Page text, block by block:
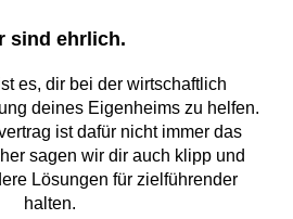
sind ehrlich.
es, dir bei der wirtschaftlich
deines Eigenheims zu helfen.
ist dafür nicht immer das
sagen wir dir auch klipp und
Lösungen für zielführender
halten.